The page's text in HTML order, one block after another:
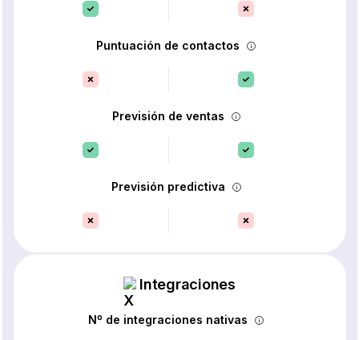
Puntuación de contactos
Previsión de ventas
Previsión predictiva
Integraciones
Nº de integraciones nativas